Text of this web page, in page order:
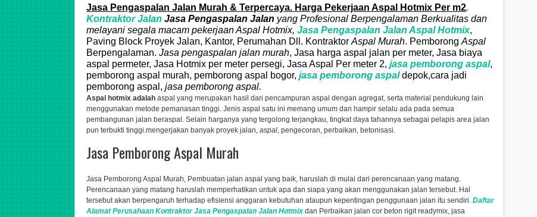
Jasa Pengaspalan Jalan Murah & Terpercaya. Harga Pekerjaan Aspal Hotmix Per m2.
Kontraktor Jalan Jasa Pengaspalan Jalan yang Profesional Berpengalaman Berkualitas dan
melayani segala macam pekerjaanAspal Hotmix, Jasa Pengaspalan Jalan AspalHotmix,
Paving Block Proyek Jalan, Kantor, Perumahan Dll. Kontraktor Aspal Murah. Pemborong Aspal
Berpengalaman. Jasa pengaspalan jalan murah, Jasa harga aspal jalan per meter, Jasa biaya
aspal permeter, Jasa Hotmix per meter persegi, Jasa Aspal Per meter 2, jasa pemborong aspal,
pemborong aspal murah, pemborong aspal bogor, jasa pemborong aspaldepok,cara jadi
pemborong aspal, jasa pemborong aspal.
Aspal hotmix adalah aspal yang merupakan hasil dari pencampuran aspal dengan agregat, serta material pendukung lain
menggunakan metode pemanasan tinggi. Jenis aspal satu ini memang umum dan hampir selalu ada pada semua
pembangunan jalan beraspal. Selain harganya yang tergolong terjangkau, tingkat daya tahannya sebagai pelapis area jalan
pun terbukti tinggi.mengerjakan banyak proyek jalan, aspal, pengecoran, perbaikan, betonisasi.
Jasa Pemborong Aspal Murah
Jasa Pemborong Aspal Murah, Pembuatan jalan aspal yang baik, haruslah di mulai dari perencanaan yang matang.
Perencanaan yang matang haruslah memperhatikan untuk apa dan siapa yang akan menggunakan jalan tersebut. Hal
tersebut akan berpengaruh terhadap efisiensi anggaran kebutuhan ataupun kepentingan penggunaan jalan itu sendiri. Daftar
Alamat Perusahaan KontraktorJasa Pengaspalan Jalan Hotmix dan Perbaikan jalan cor beton rigit readymix, jasa